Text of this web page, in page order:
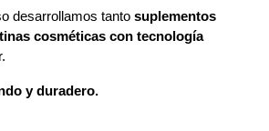
desarrollamos tanto suplementos
cosméticas con tecnología
y duradero.